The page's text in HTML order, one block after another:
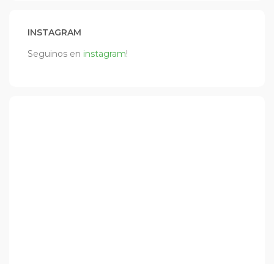
INSTAGRAM
Seguinos en instagram!